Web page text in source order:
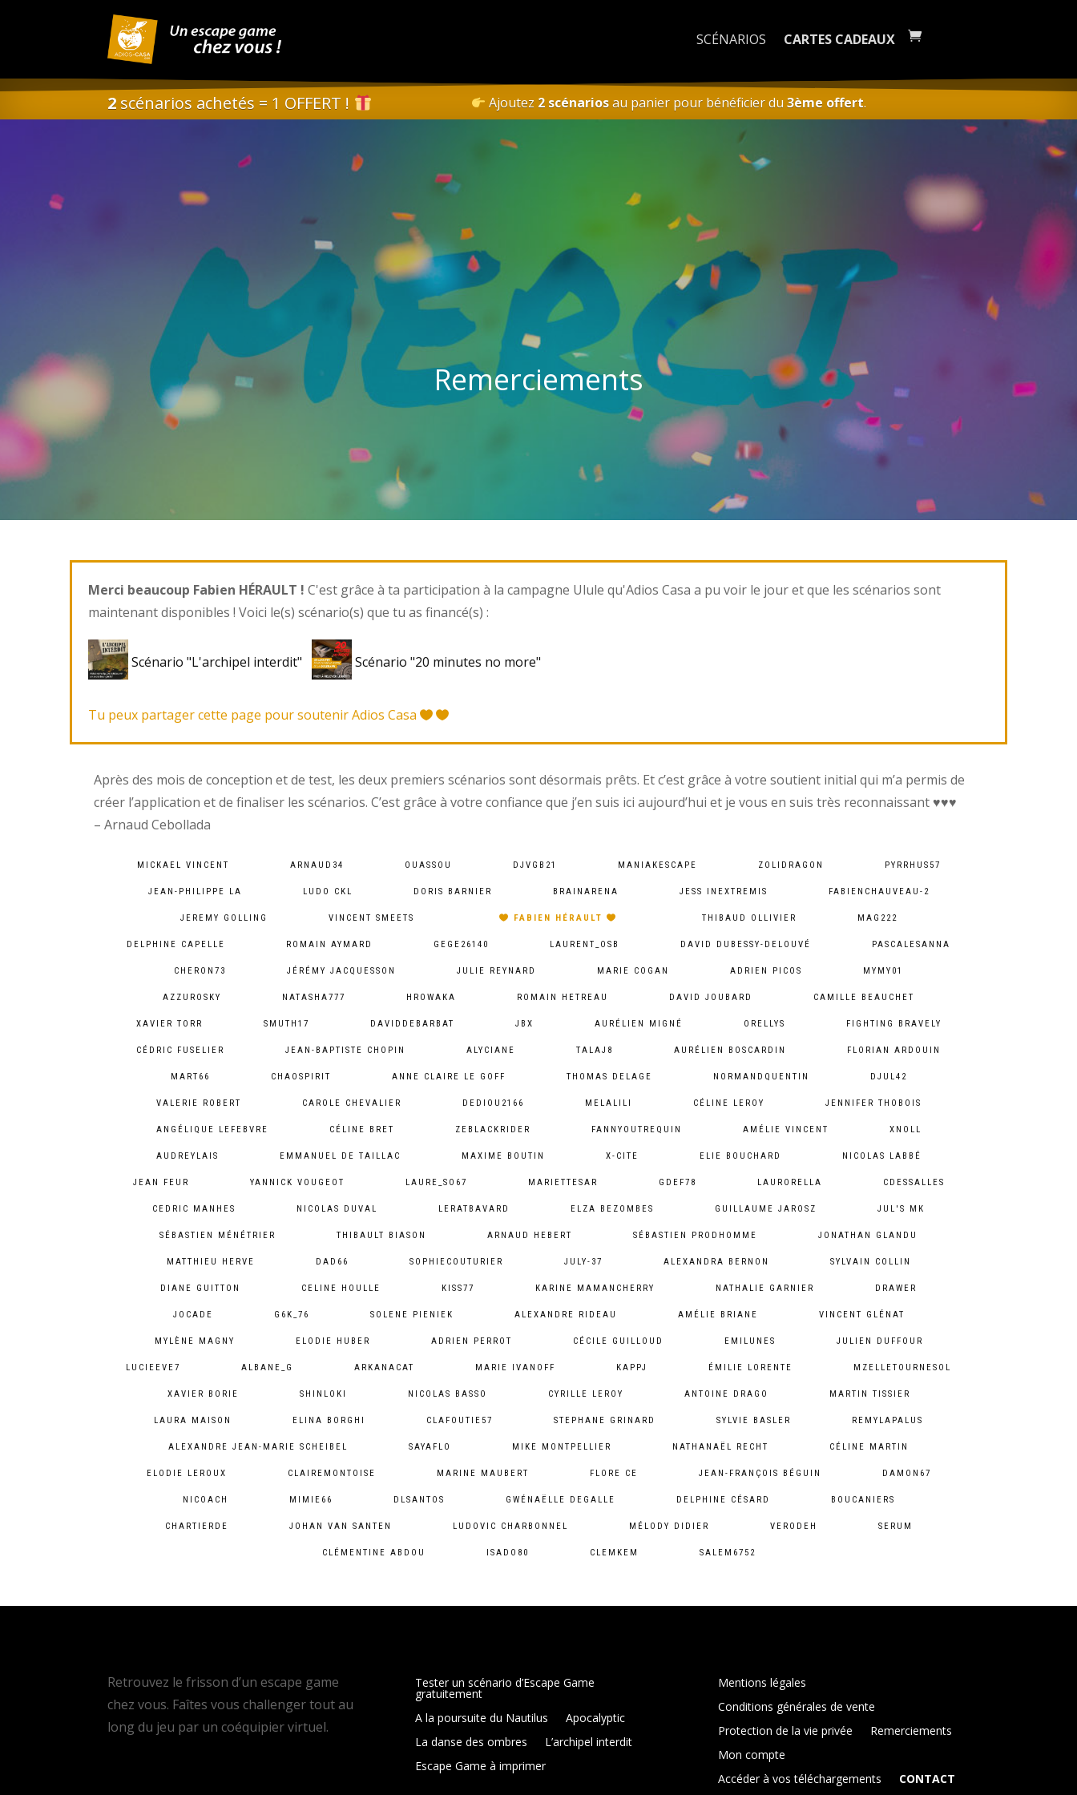
SCÉNARIOS CARTES CADEAUX
2 scénarios achetés = 1 OFFERT ! Ajoutez 2 scénariosau panier pour bénéficier du3ème offert.
Remerciements
Merci beaucoup Fabien HÉRAULT ! C'est grâce à ta participation à la campagne Ulule qu'Adios Casa a pu voir le jour et que les scénarios sont
maintenant disponibles ! Voici le(s) scénario(s) que tu as financé(s) :
Scénario "L'archipel interdit" Scénario "20 minutes no more"
Tu peux partager cette page pour soutenir Adios Casa
Après des mois de conception et de test, les deux premiers scénarios sont désormais prêts. Et c’est grâce à votre soutient initial qui m’a permis de
créer l’application et de finaliser les scénarios. C’est grâce à votre confiance que j’en suis ici aujourd’hui et je vous en suis très reconnaissant ♥︎♥︎♥︎
– Arnaud Cebollada
MICKAEL VINCENT ARNAUD34 OUASSOU DJVGB21 MANIAKESCAPE ZOLIDRAGON PYRRHUS57
JEAN-PHILIPPE LA LUDO CKL DORIS BARNIER BRAINARENA JESS INEXTREMIS FABIENCHAUVEAU-2
JEREMY GOLLING VINCENT SMEETS FABIEN HÉRAULT THIBAUD OLLIVIER MAG222
DELPHINE CAPELLE ROMAIN AYMARD GEGE26140 LAURENT_OSB DAVID DUBESSY-DELOUVÉ PASCALESANNA
CHERON73 JÉRÉMY JACQUESSON JULIE REYNARD MARIE COGAN ADRIEN PICOS MYMY01
AZZUROSKY NATASHA777 HROWAKA ROMAIN HETREAU DAVID JOUBARD CAMILLE BEAUCHET
XAVIER TORR SMUTH17 DAVIDDEBARBAT JBX AURÉLIEN MIGNÉ ORELLYS FIGHTING BRAVELY
CÉDRIC FUSELIER JEAN-BAPTISTE CHOPIN ALYCIANE TALAJ8 AURÉLIEN BOSCARDIN FLORIAN ARDOUIN
MART66 CHAOSPIRIT ANNE CLAIRE LE GOFF THOMAS DELAGE NORMANDQUENTIN DJUL42
VALERIE ROBERT CAROLE CHEVALIER DEDIOU2166 MELALILI CÉLINE LEROY JENNIFER THOBOIS
ANGÉLIQUE LEFEBVRE CÉLINE BRET ZEBLACKRIDER FANNYOUTREQUIN AMÉLIE VINCENT XNOLL
AUDREYLAIS EMMANUEL DE TAILLAC MAXIME BOUTIN X-CITE ELIE BOUCHARD NICOLAS LABBÉ
JEAN FEUR YANNICK VOUGEOT LAURE_SO67 MARIETTESAR GDEF78 LAURORELLA CDESSALLES
CEDRIC MANHES NICOLAS DUVAL LERATBAVARD ELZA BEZOMBES GUILLAUME JAROSZ JUL'S MK
SÉBASTIEN MÉNÉTRIER THIBAULT BIASON ARNAUD HEBERT SÉBASTIEN PRODHOMME JONATHAN GLANDU
MATTHIEU HERVE DAD66 SOPHIECOUTURIER JULY-37 ALEXANDRA BERNON SYLVAIN COLLIN
DIANE GUITTON CELINE HOULLE KISS77 KARINE MAMANCHERRY NATHALIE GARNIER DRAWER
JOCADE G6K_76 SOLENE PIENIEK ALEXANDRE RIDEAU AMÉLIE BRIANE VINCENT GLÉNAT
MYLÈNE MAGNY ELODIE HUBER ADRIEN PERROT CÉCILE GUILLOUD EMILUNES JULIEN DUFFOUR
LUCIEEVE7 ALBANE_G ARKANACAT MARIE IVANOFF KAPPJ ÉMILIE LORENTE MZELLETOURNESOL
XAVIER BORIE SHINLOKI NICOLAS BASSO CYRILLE LEROY ANTOINE DRAGO MARTIN TISSIER
LAURA MAISON ELINA BORGHI CLAFOUTIE57 STEPHANE GRINARD SYLVIE BASLER REMYLAPALUS
ALEXANDRE JEAN-MARIE SCHEIBEL SAYAFLO MIKE MONTPELLIER NATHANAËL RECHT CÉLINE MARTIN
ELODIE LEROUX CLAIREMONTOISE MARINE MAUBERT FLORE CE JEAN-FRANÇOIS BÉGUIN DAMON67
NICOACH MIMIE66 DLSANTOS GWÉNAËLLE DEGALLE DELPHINE CÉSARD BOUCANIERS
CHARTIERDE JOHAN VAN SANTEN LUDOVIC CHARBONNEL MÉLODY DIDIER VERODEH SERUM
CLÉMENTINE ABDOU ISADO80 CLEMKEM SALEM6752
Retrouvez le frisson d’un escape game
chez vous. Faîtes vous challenger tout au
long du jeu par un coéquipier virtuel.
Tester un scénario d’Escape Game
gratuitement
A la poursuite du Nautilus
Apocalyptic
La danse des ombres
L’archipel interdit
Escape Game à imprimer
Mentions légales
Conditions générales de vente
Protection de la vie privée
Remerciements
Mon compte
Accéder à vos téléchargements
CONTACT